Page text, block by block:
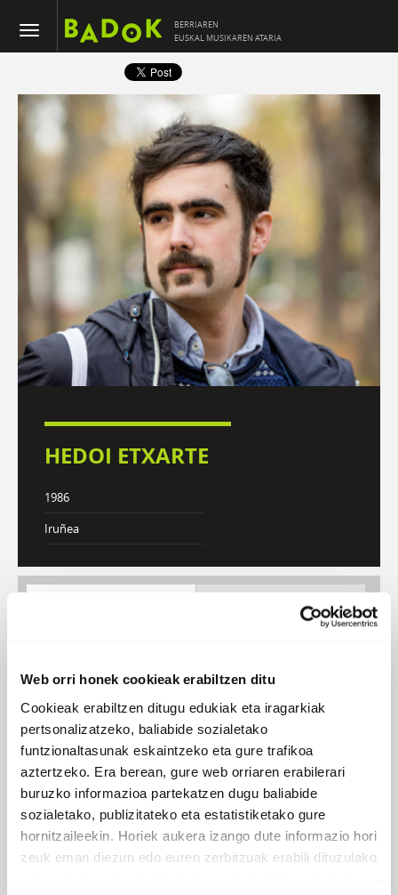
Web orri honek cookieak erabiltzen ditu
Cookieak erabiltzen ditugu edukiak eta iragarkiak
pertsonalizatzeko, baliabide sozialetako
funtzionaltasunak eskaintzeko eta gure trafikoa
aztertzeko. Era berean, gure web orriaren erabilerari
buruzko informazioa partekatzen dugu baliabide
sozialetako, publizitateko eta estatistiketako gure
hornitzaileekin. Horiek aukera izango dute informazio hori
zeuk eman diezun edo euren zerbitzuak erabili dituzulako
BERRIAREN
EUSKAL MUSIKAREN ATARIA
HEDOI ETXARTE
1986
Iruñea
BIOGRAFIA